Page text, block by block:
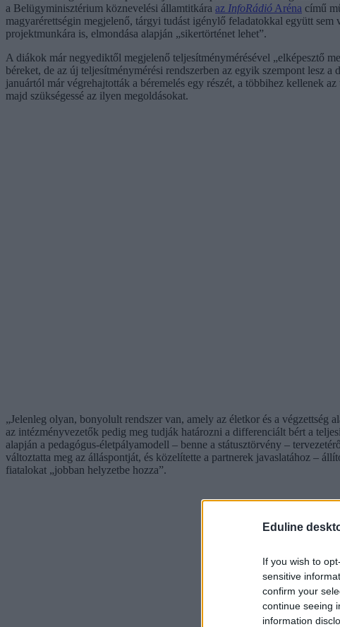
Eduline
If you wish to
sensitive
confirm your
continue seeing
information
a Belügyminisztérium köznevelési államtitkára az InfoRádió Aréna című
magyarérettségin megjelenő, tárgyi tudást igénylő feladatokkal együtt
projektmunkára is, elmondása alapján „sikertörténet lehet”.
A diákok már negyediktől megjelenő teljesítménymérésével „elképesztő
béreket, de az új teljesítménymérési rendszerben az egyik szempont lesz
januártól már végrehajtották a béremelés egy részét, a többihez kellenek
majd szükségessé az ilyen megoldásokat.
„Jelenleg olyan, bonyolult rendszer van, amely az életkor és a végzettség
az intézményvezetők pedig meg tudják határozni a differenciált bért a
alapján a pedagógus-életpályamodell – benne a státusztörvény –
változtatta meg az álláspontját, és közelítette a partnerek javaslatához –
fiatalokat „jobban helyzetbe hozza”.